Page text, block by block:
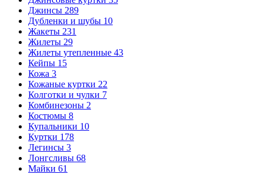
Джинсы 289
Дубленки и шубы 10
Жакеты 231
Жилеты 29
Жилеты утепленные 43
Кейпы 15
Кожа 3
Кожаные куртки 22
Колготки и чулки 7
Комбинезоны 2
Костюмы 8
Купальники 10
Куртки 178
Легинсы 3
Лонгсливы 68
Майки 61